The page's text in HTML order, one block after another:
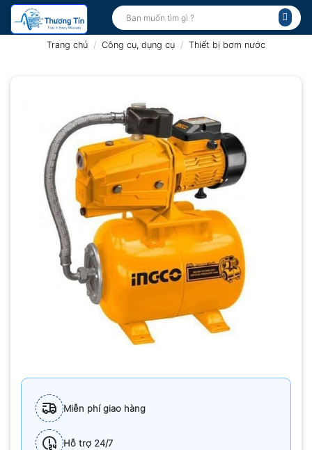
Bỏ
qua
Tìm
kiếm:
Trang chủ / Công cụ, dụng cụ / Thiết bị bơm nước
Miễn phí giao hàng
Hỗ trợ 24/7